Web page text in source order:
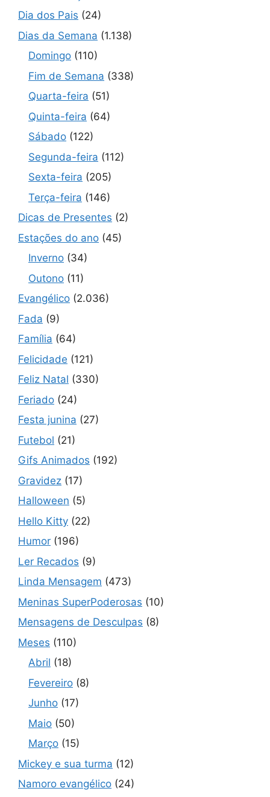
Dia dos Pais (24)
Dias da Semana (1.138)
Domingo (110)
Fim de Semana (338)
Quarta-feira (51)
Quinta-feira (64)
Sábado (122)
Segunda-feira (112)
Sexta-feira (205)
Terça-feira (146)
Dicas de Presentes (2)
Estações do ano (45)
Inverno (34)
Outono (11)
Evangélico (2.036)
Fada (9)
Família (64)
Felicidade (121)
Feliz Natal (330)
Feriado (24)
Festa junina (27)
Futebol (21)
Gifs Animados (192)
Gravidez (17)
Halloween (5)
Hello Kitty (22)
Humor (196)
Ler Recados (9)
Linda Mensagem (473)
Meninas SuperPoderosas (10)
Mensagens de Desculpas (8)
Meses (110)
Abril (18)
Fevereiro (8)
Junho (17)
Maio (50)
Março (15)
Mickey e sua turma (12)
Namoro evangélico (24)